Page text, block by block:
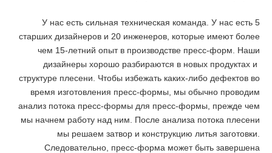
У нас есть сильная техническая команда. У нас есть 5
старших дизайнеров и 20 инженеров, которые имеют более
чем 15-летний опыт в производстве пресс-форм. Наши
дизайнеры хорошо разбираются в новых продуктах и ​​
структуре плесени. Чтобы избежать каких-либо дефектов во
время изготовления пресс-формы, мы обычно проводим
анализ потока пресс-формы для пресс-формы, прежде чем
мы начнем работу над ним. После анализа потока плесени
мы решаем затвор и конструкцию литья заготовки.
Следовательно, пресс-форма может быть завершена